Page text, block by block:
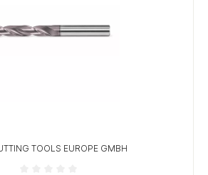
TOOLS EUROPE GMBH